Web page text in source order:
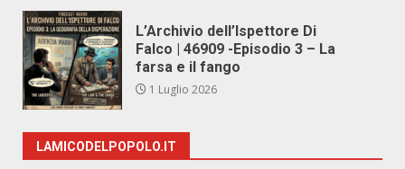
L’Archivio dell’Ispettore Di
Falco | 46909 -Episodio 3 – La
farsa e il fango
1 Luglio 2026
LAMICODELPOPOLO.IT